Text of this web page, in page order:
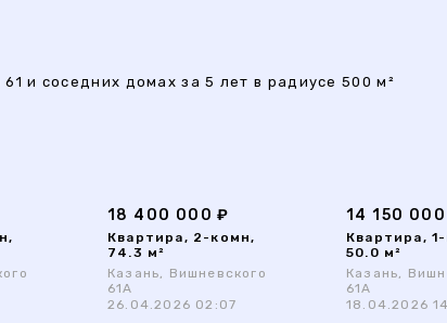
и соседних домах за 5 лет в радиусе 500 м²
18 400 000 ₽
Квартира, 2-комн,
74.3 м²
Казань, Вишневского
61А
26.04.2026 02:07
14 150
Квартира,
50.0 м²
Казань,
61А
18.04.2026